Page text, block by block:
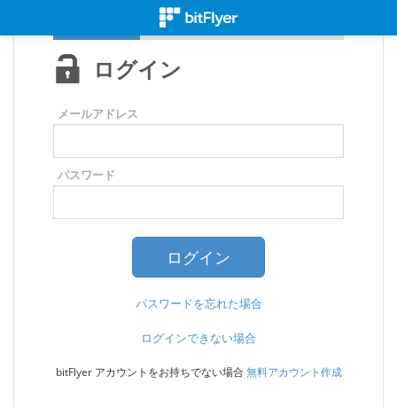
ログイン
メールアドレス
パスワード
パスワードを忘れた場合
ログインできない場合
bitFlyer アカウントをお持ちでない場合 無料アカウント作成